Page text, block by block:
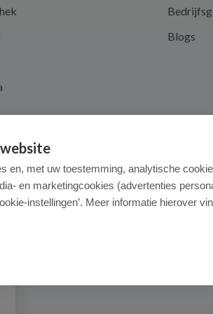
Blogs
en, met uw toestemming, analytische
en marketingcookies (advertenties
instellingen’. Meer informatie hierover